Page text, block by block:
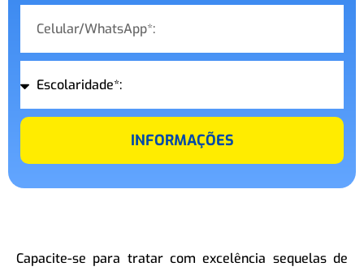
INFORMAÇÕES
Capacite-se para tratar com excelência sequelas de